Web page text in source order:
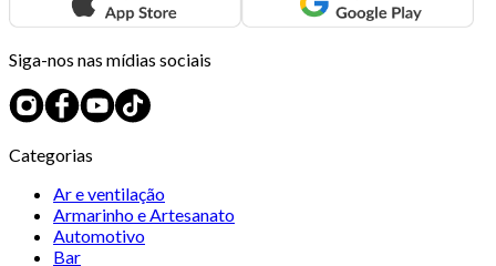
Siga-nos nas mídias sociais
Categorias
Ar e ventilação
Armarinho e Artesanato
Automotivo
Bar